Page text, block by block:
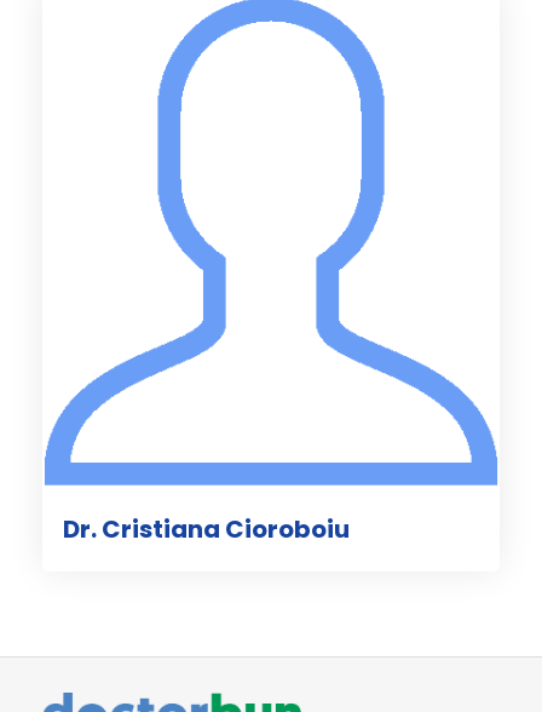
Dr. Cristiana Cioroboiu